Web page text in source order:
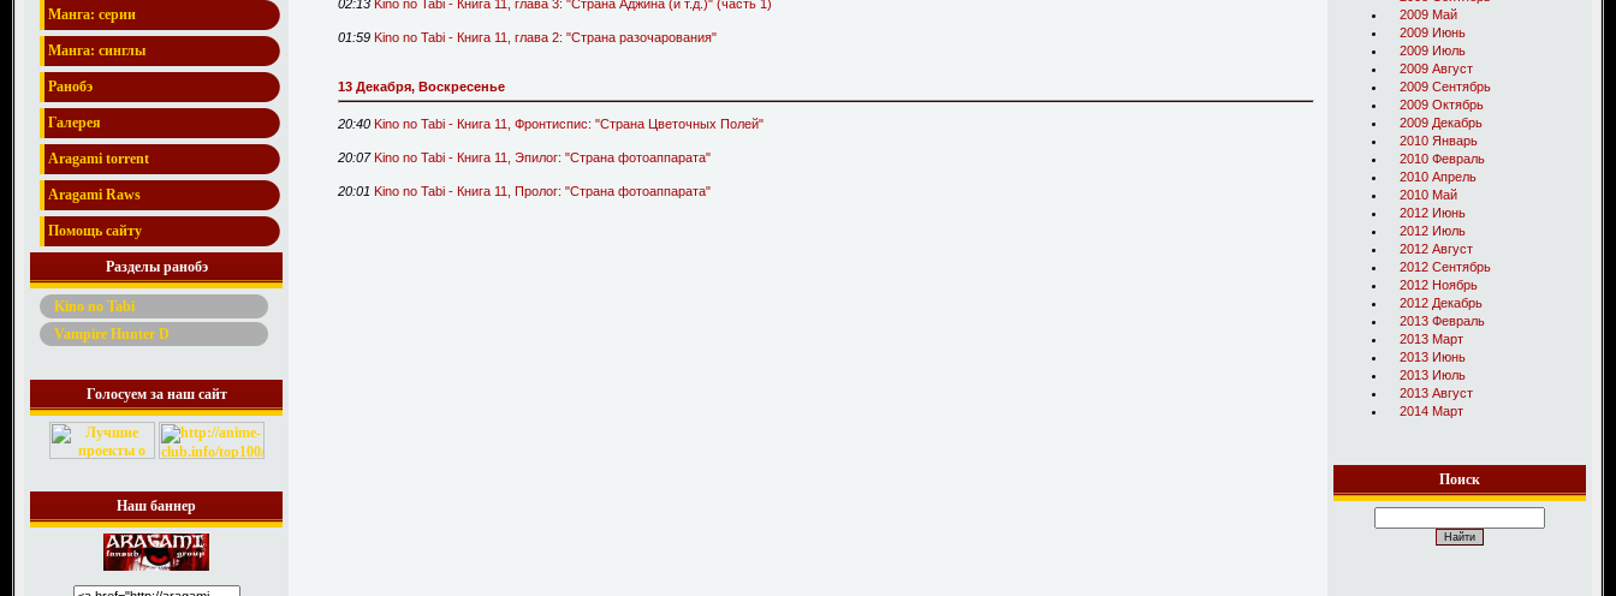
Манга: серии
Манга: синглы
Ранобэ
Галерея
Aragami torrent
Aragami Raws
Помощь сайту
Разделы ранобэ
Kino no Tabi
Vampire Hunter D
Голосуем за наш сайт
Наш баннер
02:13 Kino no Tabi - Книга 11, глава 3: "Страна Аджина (и т.д.)" (часть 1)
01:59 Kino no Tabi - Книга 11, глава 2: "Страна разочарования"
13 Декабря, Воскресенье
20:40 Kino no Tabi - Книга 11, Фронтиспис: "Страна Цветочных Полей"
20:07 Kino no Tabi - Книга 11, Эпилог: "Страна фотоаппарата"
20:01 Kino no Tabi - Книга 11, Пролог: "Страна фотоаппарата"
2009 Май
2009 Июнь
2009 Июль
2009 Август
2009 Сентябрь
2009 Октябрь
2009 Декабрь
2010 Январь
2010 Февраль
2010 Апрель
2010 Май
2012 Июнь
2012 Июль
2012 Август
2012 Сентябрь
2012 Ноябрь
2012 Декабрь
2013 Февраль
2013 Март
2013 Июнь
2013 Июль
2013 Август
2014 Март
Поиск